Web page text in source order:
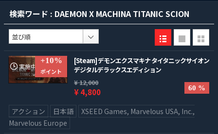
検索ワード : DAEMON X MACHINA TITANIC SCION
実施中のキャンペ
ーン
+10%
ポイント
[Steam] デモンエクスマキナ タイタニックサイオン
デジタルデラックスエディション
¥ 12,000
¥ 4,800 60 %
アクション 日本語
XSEED Games, Marvelous USA, Inc.,
Marvelous Europe